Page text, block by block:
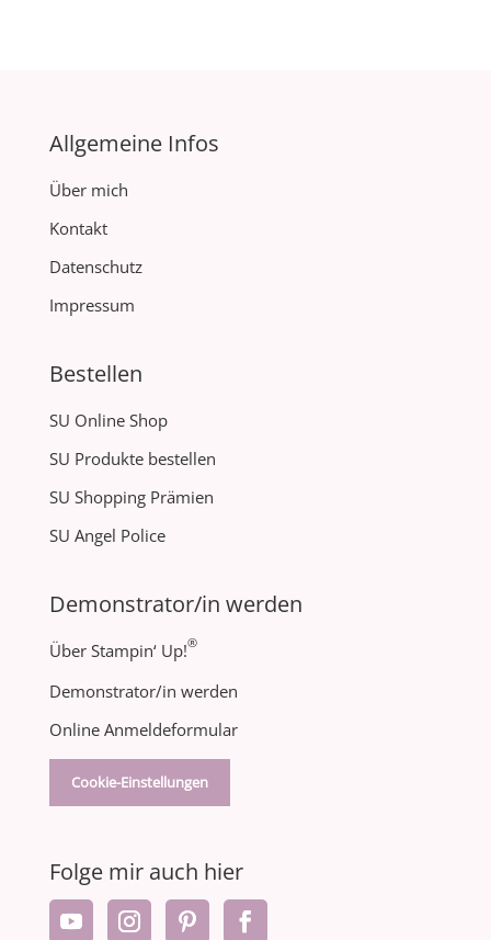
Allgemeine Infos
Über mich
Kontakt
Datenschutz
Impressum
Bestellen
SU Online Shop
SU Produkte bestellen
SU Shopping Prämien
SU Angel Police
Demonstrator/in werden
Über Stampin‘ Up!®
Demonstrator/in werden
Online Anmeldeformular
Cookie-Einstellungen
Folge mir auch hier